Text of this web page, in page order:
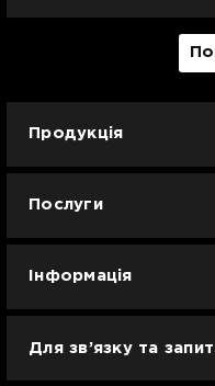
Продукція
Apple б/у
Смартфони
Послуги
Інформація
Для зв’язку та